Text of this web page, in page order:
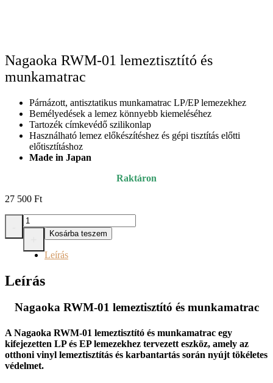
Nagaoka RWM-01 lemeztisztító és
munkamatrac
Párnázott, antisztatikus munkamatrac LP/EP lemezekhez
Bemélyedések a lemez könnyebb kiemeléséhez
Tartozék címkevédő szilikonlap
Használható lemez előkészítéshez és gépi tisztítás előtti
előtisztításhoz
Made in Japan
Raktáron
27 500 Ft
Nagaoka
RWM-
01
lemeztisztító
munkamatrac
mennyiség
Kosárba teszem
Leírás
Leírás
Nagaoka RWM-01 lemeztisztító és munkamatrac
A Nagaoka RWM-01 lemeztisztító és munkamatrac egy
kifejezetten LP és EP lemezekhez tervezett eszköz, amely az
otthoni vinyl lemeztisztítás és karbantartás során nyújt tökéletes
védelmet.